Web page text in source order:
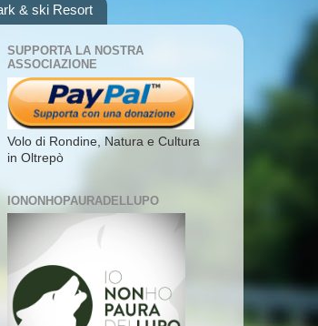
& ski Resort
SUPPORTA LA NOSTRA
ASSOCIAZIONE
Volo di Rondine, Natura e Cultura
in Oltrepò
IONONHOPAURADELLUPO